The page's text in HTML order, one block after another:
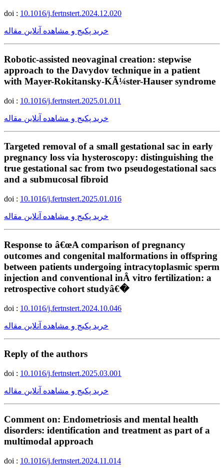
doi : 10.1016/j.fertnstert.2024.12.020
خرید پکیج و مشاهده آنلاین مقاله
Robotic-assisted neovaginal creation: stepwise
approach to the Davydov technique in a patient
with Mayer-Rokitansky-KÃ¼ster-Hauser syndrome
doi : 10.1016/j.fertnstert.2025.01.011
خرید پکیج و مشاهده آنلاین مقاله
Targeted removal of a small gestational sac in early
pregnancy loss via hysteroscopy: distinguishing the
true gestational sac from two pseudogestational sacs
and a submucosal fibroid
doi : 10.1016/j.fertnstert.2025.01.016
خرید پکیج و مشاهده آنلاین مقاله
Response to â€œA comparison of pregnancy
outcomes and congenital malformations in offspring
between patients undergoing intracytoplasmic sperm
injection and conventional inÂ vitro fertilization: a
retrospective cohort studyâ€�
doi : 10.1016/j.fertnstert.2024.10.046
خرید پکیج و مشاهده آنلاین مقاله
Reply of the authors
doi : 10.1016/j.fertnstert.2025.03.001
خرید پکیج و مشاهده آنلاین مقاله
Comment on: Endometriosis and mental health
disorders: identification and treatment as part of a
multimodal approach
doi : 10.1016/j.fertnstert.2024.11.014